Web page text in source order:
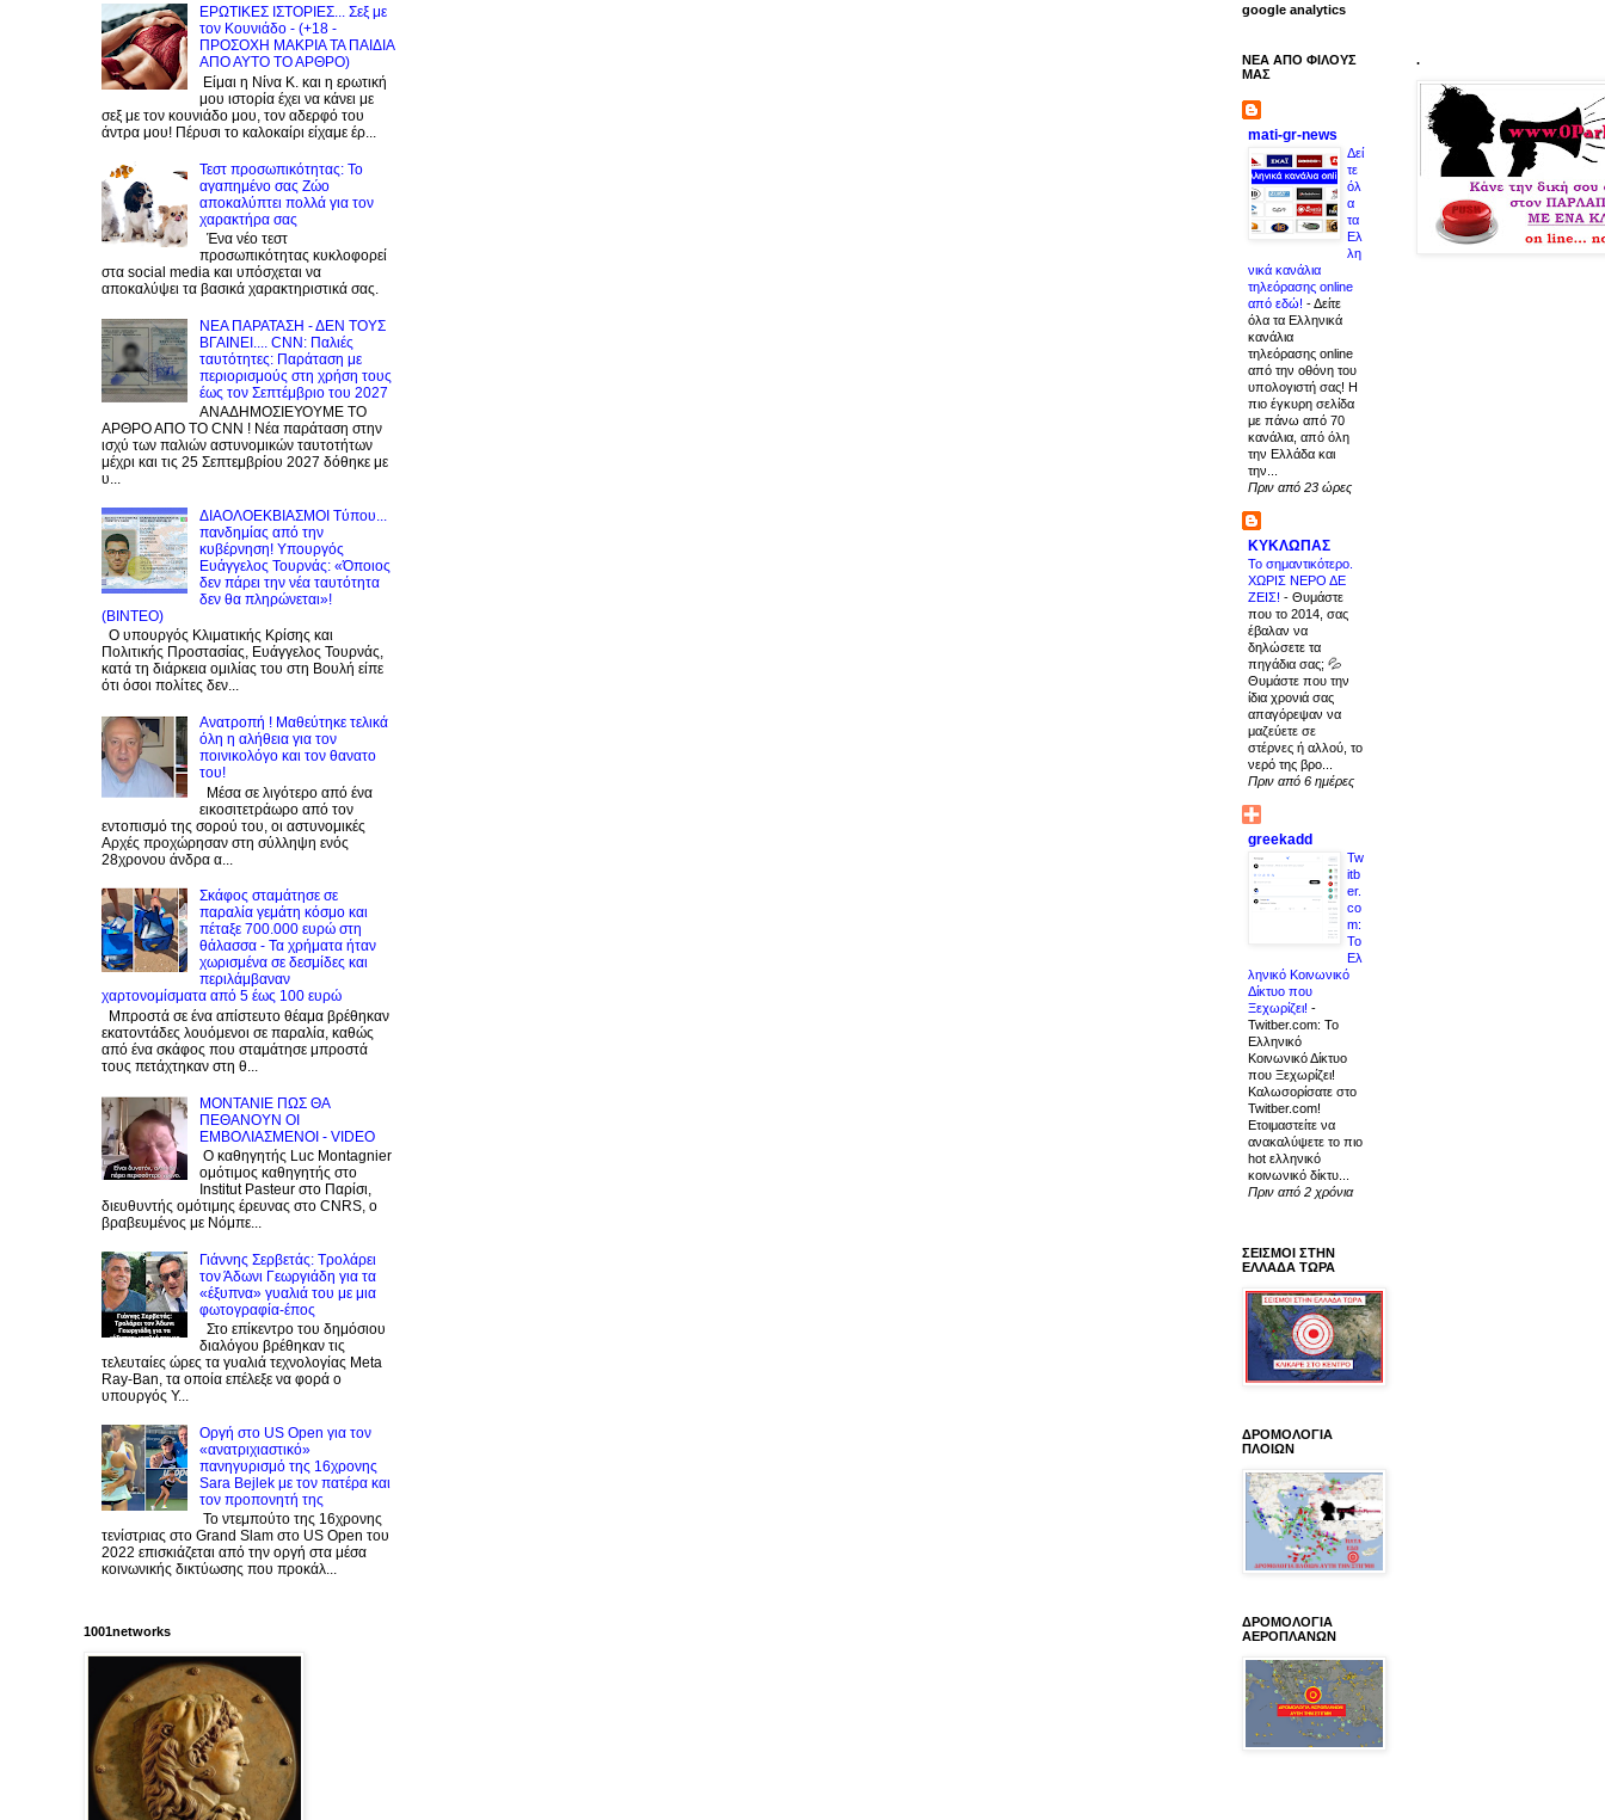
ΕΡΩΤΙΚΕΣ ΙΣΤΟΡΙΕΣ... Σεξ με
τον Kουνιάδο - (+18 -
ΠΡΟΣΟΧΗ ΜΑΚΡΙΑ ΤΑ ΠΑΙΔΙΑ
ΑΠΟ ΑΥΤΟ ΤΟ ΑΡΘΡΟ)
Είμαι η Νίνα Κ. και η ερωτική
μου ιστορία έχει να κάνει με
σεξ με τον κουνιάδο μου, τον αδερφό του
άντρα μου! Πέρυσι το καλοκαίρι είχαμε έρ...
Τεστ προσωπικότητας: Το
αγαπημένο σας Zώο
αποκαλύπτει πολλά για τον
χαρακτήρα σας
Ένα νέο τεστ
προσωπικότητας κυκλοφορεί
στα social media και υπόσχεται να
αποκαλύψει τα βασικά χαρακτηριστικά σας.
NEA ΠΑΡΑΤΑΣΗ - ΔΕΝ ΤΟΥΣ
ΒΓΑΙΝΕΙ.... CNN: Παλιές
ταυτότητες: Παράταση με
περιορισμούς στη χρήση τους
έως τον Σεπτέμβριο του 2027
ΑΝΑΔΗΜΟΣΙΕΥΟΥΜΕ ΤΟ
ΑΡΘΡΟ ΑΠΟ ΤΟ CNN ! Νέα παράταση στην
ισχύ των παλιών αστυνομικών ταυτοτήτων
μέχρι και τις 25 Σεπτεμβρίου 2027 δόθηκε με
υ...
ΔΙΑΟΛΟΕΚΒΙΑΣΜΟΙ Tύπου...
πανδημίας από την
κυβέρνηση! Υπουργός
Ευάγγελος Τουρνάς: «Όποιος
δεν πάρει την νέα ταυτότητα
δεν θα πληρώνεται»!
(BINTEO)
Ο υπουργός Κλιματικής Κρίσης και
Πολιτικής Προστασίας, Ευάγγελος Τουρνάς,
κατά τη διάρκεια ομιλίας του στη Βουλή είπε
ότι όσοι πολίτες δεν...
Ανατροπή ! Mαθεύτηκε τελικά
όλη η αλήθεια για τον
ποινικολόγο και τον θανατο
του!
Μέσα σε λιγότερο από ένα
εικοσιτετράωρο από τον
εντοπισμό της σορού του, οι αστυνομικές
Αρχές προχώρησαν στη σύλληψη ενός
28χρονου άνδρα α...
Σκάφος σταμάτησε σε
παραλία γεμάτη κόσμο και
πέταξε 700.000 ευρώ στη
θάλασσα - Τα χρήματα ήταν
χωρισμένα σε δεσμίδες και
περιλάμβαναν
χαρτονομίσματα από 5 έως 100 ευρώ
Μπροστά σε ένα απίστευτο θέαμα βρέθηκαν
εκατοντάδες λουόμενοι σε παραλία, καθώς
από ένα σκάφος που σταμάτησε μπροστά
τους πετάχτηκαν στη θ...
ΜΟΝΤΑΝΙΕ ΠΩΣ ΘΑ
ΠΕΘΑΝΟΥΝ ΟΙ
ΕΜΒΟΛΙΑΣΜΕΝΟΙ - VIDEO
Ο καθηγητής Luc Montagnier
ομότιμος καθηγητής στο
Institut Pasteur στο Παρίσι,
διευθυντής ομότιμης έρευνας στο CNRS, o
βραβευμένος με Νόμπε...
Γιάννης Σερβετάς: Τρολάρει
τον Άδωνι Γεωργιάδη για τα
«έξυπνα» γυαλιά του με μια
φωτογραφία-έπος
Στο επίκεντρο του δημόσιου
διαλόγου βρέθηκαν τις
τελευταίες ώρες τα γυαλιά τεχνολογίας Meta
Ray-Ban, τα οποία επέλεξε να φορά ο
υπουργός Υ...
Οργή στο US Open για τον
«ανατριχιαστικό»
πανηγυρισμό της 16χρονης
Sara Bejlek με τον πατέρα και
τον προπονητή της
Το ντεμπούτο της 16χρονης
τενίστριας στο Grand Slam στο US Open του
2022 επισκιάζεται από την οργή στα μέσα
κοινωνικής δικτύωσης που προκάλ...
1001networks
google analytics
ΝΕΑ ΑΠΟ ΦΙΛΟΥΣ
ΜΑΣ
mati-gr-news
Δεί
τε
όλ
α
τα
Ελ
λη
νικά κανάλια
τηλεόρασης online
από εδώ! -Δείτε
όλα τα Ελληνικά
κανάλια
τηλεόρασης online
από την οθόνη του
υπολογιστή σας! Η
πιο έγκυρη σελίδα
με πάνω από 70
κανάλια, από όλη
την Ελλάδα και
την...
Πριν από 23 ώρες
ΚΥΚΛΩΠΑΣ
Το σημαντικότερο.
ΧΩΡΙΣ ΝΕΡΟ ΔΕ
ΖΕΙΣ! - Θυμάστε
που το 2014, σας
έβαλαν να
δηλώσετε τα
πηγάδια σας; 💦
Θυμάστε που την
ίδια χρονιά σας
απαγόρεψαν να
μαζεύετε σε
στέρνες ή αλλού, το
νερό της βρο...
Πριν από 6 ημέρες
greekadd
Tw
itb
er.
co
m:
Το
Ελ
ληνικό Κοινωνικό
Δίκτυο που
Ξεχωρίζει! -
Twitber.com: Το
Ελληνικό
Κοινωνικό Δίκτυο
που Ξεχωρίζει!
Καλωσορίσατε στο
Twitber.com!
Ετοιμαστείτε να
ανακαλύψετε το πιο
hot ελληνικό
κοινωνικό δίκτυ...
Πριν από 2 χρόνια
ΣΕΙΣΜΟΙ ΣΤΗΝ
ΕΛΛΑΔΑ ΤΩΡΑ
ΔΡΟΜΟΛΟΓΙΑ
ΠΛΟΙΩΝ
ΔΡΟΜΟΛΟΓΙΑ
ΑΕΡΟΠΛΑΝΩΝ
.